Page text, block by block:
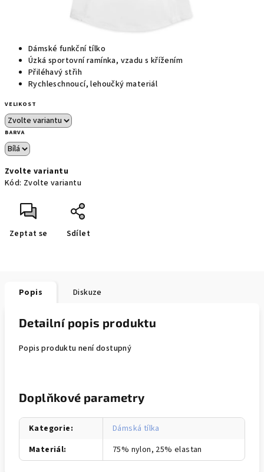
Dámské funkční tílko
Úzká sportovní ramínka, vzadu s křížením
Přiléhavý střih
Rychleschnoucí, lehoučký materiál
VELIKOST
BARVA
Zvolte variantu
Kód: Zvolte variantu
Zeptat se Sdílet
Popis Diskuze
Detailní popis produktu
Popis produktu není dostupný
Doplňkové parametry
Kategorie:
Dámská tílka
Materiál: 75% nylon, 25% elastan